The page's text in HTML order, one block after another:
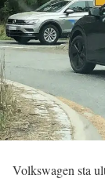
Volkswagen sta